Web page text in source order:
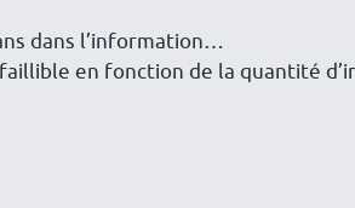
dans l’information…
en fonction de la quantité